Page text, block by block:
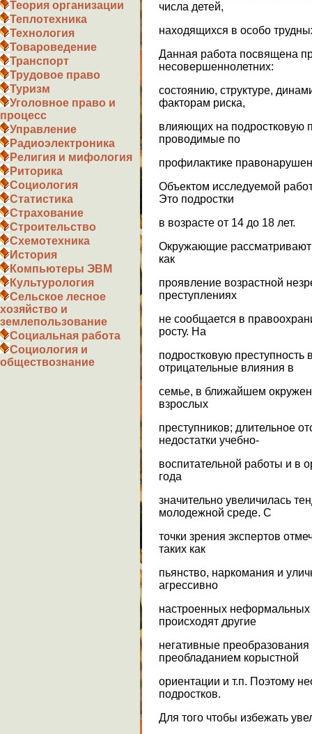
Теория организации
Теплотехника
Технология
Товароведение
Транспорт
Трудовое право
Туризм
Уголовное право и
процесс
Управление
Радиоэлектроника
Религия и мифология
Риторика
Социология
Статистика
Страхование
Строительство
Схемотехника
История
Компьютеры ЭВМ
Культурология
Сельское лесное
хозяйство и
землепользование
Социальная работа
Социология и
обществознание
числа детей,
находящихся в особо
Данная работа посвящена
несовершеннолетних:
состоянию, структуре,
факторам риска,
влияющих на подростковую
проводимые по
профилактике
Объектом исследуемой
Это подростки
в возрасте от 14 до 18 лет.
Окружающие рассматривают
как
проявление возрастной
преступлениях
не сообщается в
росту. На
подростковую преступность
отрицательные влияния в
семье, в ближайшем
взрослых
преступников; длительное
недостатки учебно-
воспитательной работы и в
года
значительно увеличилась
молодежной среде. С
точки зрения экспертов
таких как
пьянство, наркомания и
агрессивно
настроенных
происходят другие
негативные
преобладанием корыстной
ориентации и т.п. Поэтому
подростков.
Для того чтобы избежать